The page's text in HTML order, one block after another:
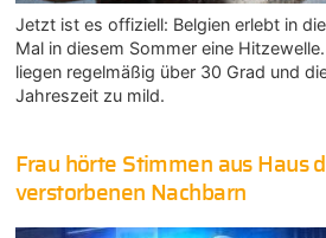
Jetzt ist es offiziell: Belgien erlebt in
Mal in diesem Sommer eine
liegen regelmäßig über 30 Grad und
Jahreszeit zu mild.
Frau hörte Stimmen aus Haus
verstorbenen Nachbarn